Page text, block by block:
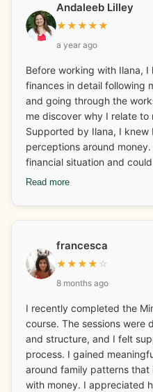
Andaleeb Lilley
★★★★★
a year ago
Before working with Ilana, I
finances in detail following
and going through the
me discover why I relate to
Supported by Ilana, I
perceptions around money. I took a good look at my
financial situation and
and what I needed to look
some behaviours around
with which I am very happy about! The
money and finances has
now too. One of my
do” and this has only been
at connecting you with
and networking. The
and a lovely way to
Thank you Ilana!
Read more
francesca
★★★★ ☆
8 months ago
I recently completed the
course. The sessions were
and structure, and I felt
process. I gained
around family patterns that
with money. I appreciated